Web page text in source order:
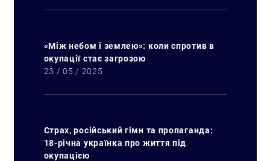
«Між небом і землею»: коли спротив в
окупації стає загрозою
23 / 05 / 2025
Страх, російський гімн та пропаганда:
18-річна українка про життя під
окупацією